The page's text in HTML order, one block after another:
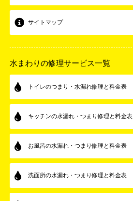
サイトマップ
水まわりの修理サービス一覧
トイレのつまり・水漏れ修理と料金表
キッチンの水漏れ・つまり修理と料金表
お風呂の水漏れ・つまり修理と料金表
洗面所の水漏れ・つまり修理と料金表